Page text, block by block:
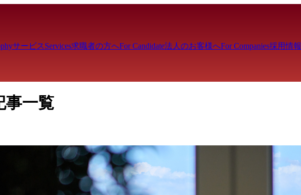
サービスServices求職者の方へFor Candidate法人のお客様へFor Companies採用情報
事一覧